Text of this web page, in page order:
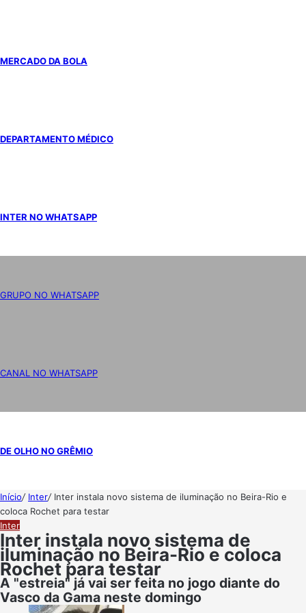
MERCADO DA BOLA
DEPARTAMENTO MÉDICO
INTER NO WHATSAPP
GRUPO NO WHATSAPP
CANAL NO WHATSAPP
DE OLHO NO GRÊMIO
Início/ Inter/ Inter instala novo sistema de iluminação no Beira-Rio e
coloca Rochet para testar
Inter
Inter instala novo sistema de
iluminação no Beira-Rio e coloca
Rochet para testar
A "estreia" já vai ser feita no jogo diante do
Vasco da Gama neste domingo